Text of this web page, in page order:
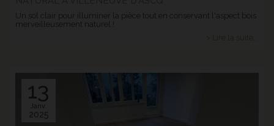
Un sol clair pour illuminer la pièce tout en conservant l'aspect bois
merveilleusement naturel !
> Lire la suite...
13
Janv.
2025